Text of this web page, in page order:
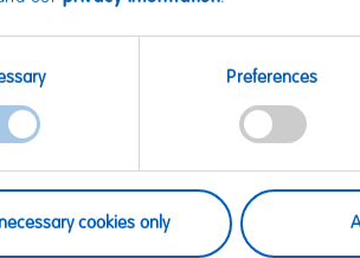
Preferences
cookies only